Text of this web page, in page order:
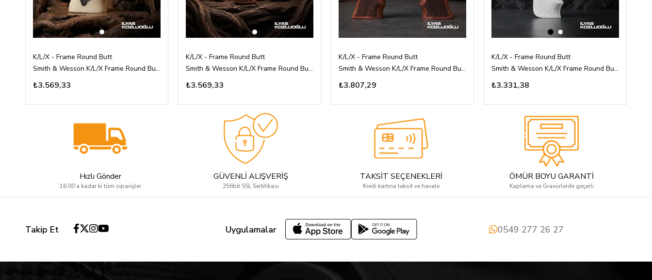
K/L/X - Frame Round Butt
Smith & Wesson K/L/X Frame Round Butt Fildişi Pleksi Kabza Gümüş Kurt Kafası Logolu
₺3.569,33
K/L/X - Frame Round Butt
Smith & Wesson K/L/X Frame Round Butt Gül Ağacı Kabza Yarım Yüzey Balık Pulu Desenli Gümüş Renk S&W Logolu
₺3.569,33
K/L/X - Frame Round Butt
Smith & Wesson K/L/X Frame Round Butt Gül Ağacı Kabza Lazer Logolu
₺3.807,29
K/L/X - Frame Round Butt
Smith & Wesson K/L/X Frame Round Butt Beyaz Pleksi Kabza Tam Yüzey Desenli Logosuz
₺3.331,38
Hızlı Gönder
16:00’a kadar ki tüm siparişler
GÜVENLİ ALIŞVERİŞ
256bit SSL Sertifikası
TAKSİT SEÇENEKLERİ
Kredi kartına taksit ve havale
ÖMÜR BOYU GARANTİ
Kaplama ve Gravürlerde geçerli
Takip Et Uygulamalar 0549 277 26 27